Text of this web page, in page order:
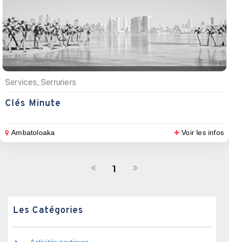
Services, Serruriers
Clés Minute
Ambatoloaka Voir les infos
1
Les Catégories